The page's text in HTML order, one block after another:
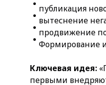
публикация
вытеснение
продвижение
Формирование
Ключевая идея:
первыми